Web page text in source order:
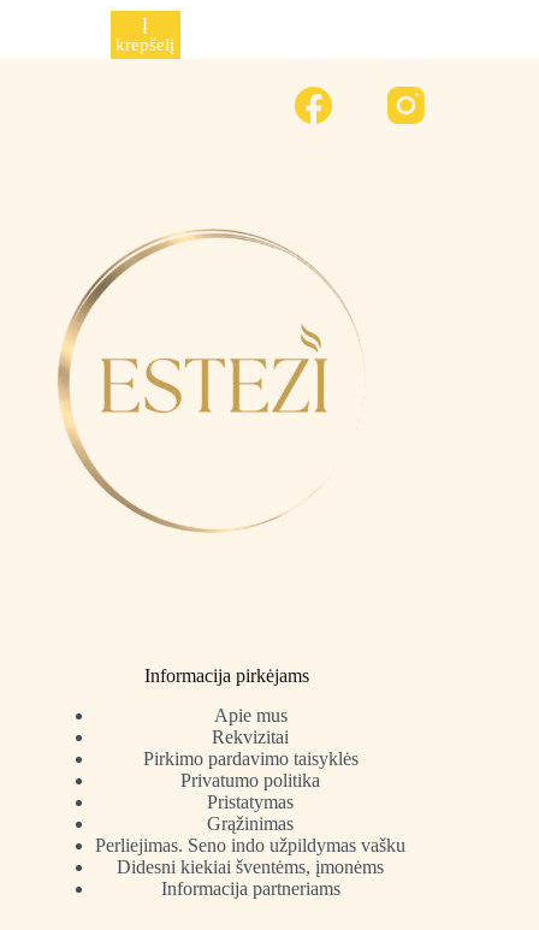
Į
krepšelį
Informacija pirkėjams
Apie mus
Rekvizitai
Pirkimo pardavimo taisyklės
Privatumo politika
Pristatymas
Grąžinimas
Perliejimas. Seno indo užpildymas vašku
Didesni kiekiai šventėms, įmonėms
Informacija partneriams